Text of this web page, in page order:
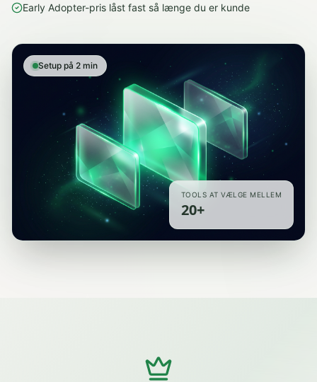
Early Adopter-pris låst fast så længe du er kunde
Setup på 2 min
TOOLS AT VÆLGE MELLEM
20+